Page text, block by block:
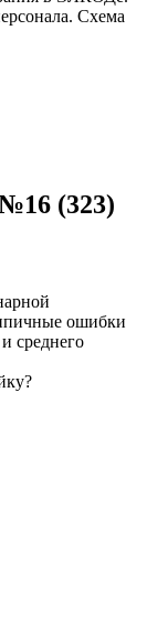
Схема
(323)
ошибки
среднего